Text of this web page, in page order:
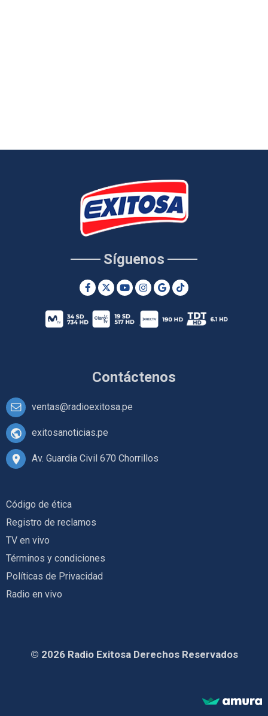
Contáctenos
ventas@radioexitosa.pe
exitosanoticias.pe
Av. Guardia Civil 670 Chorrillos
Síguenos
Código de ética
Registro de reclamos
TV en vivo
Términos y condiciones
Políticas de Privacidad
Radio en vivo
© 2026 Radio Exitosa Derechos Reservados